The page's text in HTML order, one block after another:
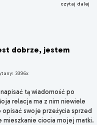
czytaj dalej
dobrze, jestem
3396x
tą wiadomość po
relacja ma z nim niewiele
opisać swoje przeżycia sprzed
mieszkanie ciocia mojej matki.